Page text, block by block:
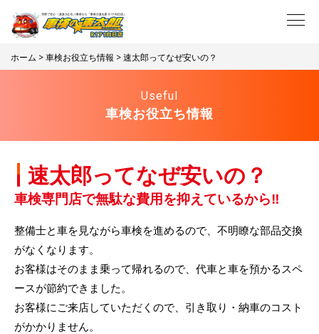
ホーム >車検お役立ち情報 > 速太郎ってなぜ安いの？
Useful
車検お役立ち情報
速太郎ってなぜ安いの？
車検専門店で無駄な費用を抑えているから‼
整備士と車を見ながら車検を進めるので、不明瞭な部品交換
がなくなります。
お客様はそのまま乗って帰れるので、代車と車を預かるスペ
ースが節約できました。
お客様にご来店していただくので、引き取り・納車のコスト
がかかりません。